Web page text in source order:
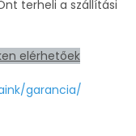
terheli a szállítási
elérhetőek
garancia/